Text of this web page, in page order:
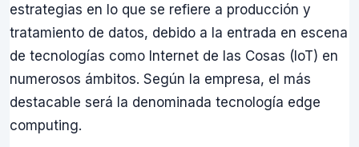
estrategias en lo que se refiere a producción y
tratamiento de datos, debido a la entrada en escena
de tecnologías como Internet de las Cosas (IoT) en
numerosos ámbitos. Según la empresa, el más
destacable será la denominada tecnología edge
computing.